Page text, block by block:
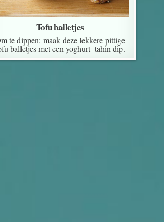
Tofu balletjes
te dippen: maak deze lekkere pittige
balletjes met een yoghurt -tahin dip.